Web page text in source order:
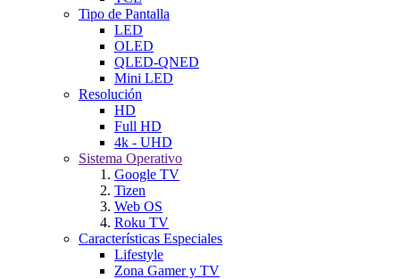
Tipo de Pantalla
LED
OLED
QLED-QNED
Mini LED
Resolución
HD
Full HD
4k - UHD
Sistema Operativo
Google TV
Tizen
Web OS
Roku TV
Características Especiales
Lifestyle
Zona Gamer y TV